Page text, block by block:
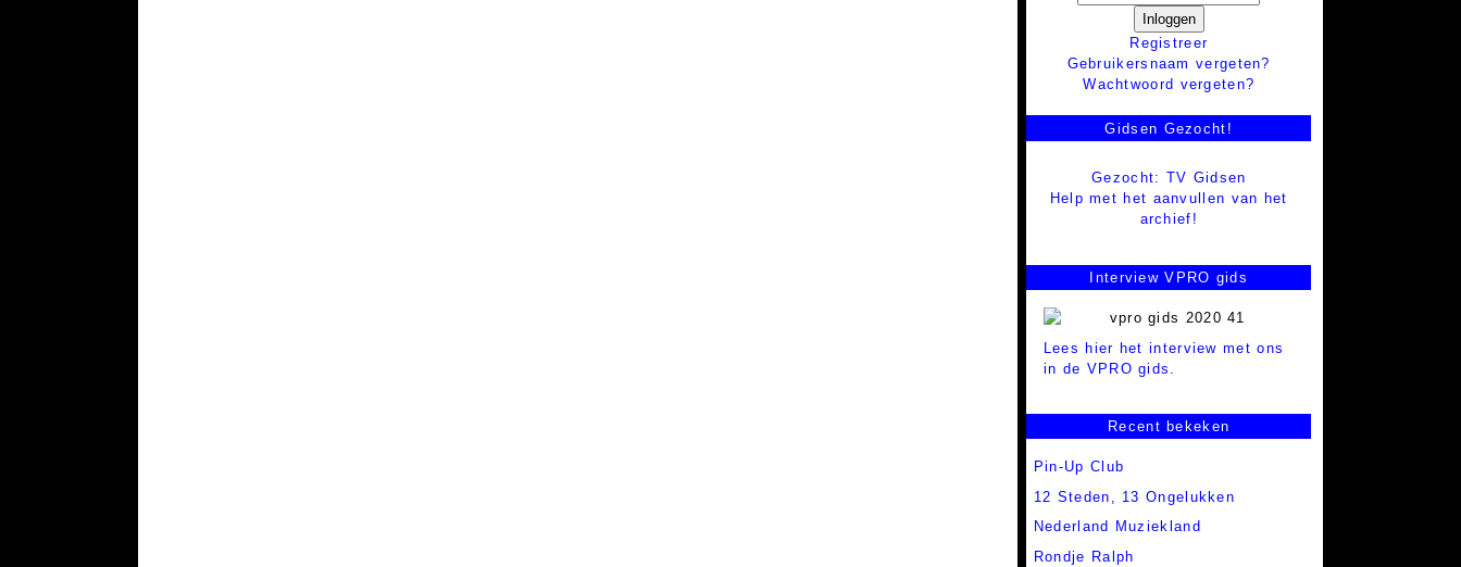
Inloggen
Registreer
Gebruikersnaam vergeten?
Wachtwoord vergeten?
Gidsen Gezocht!
Gezocht: TV Gidsen
Help met het aanvullen van het
archief!
Interview VPRO gids
Lees hier het interview met ons
in de VPRO gids.
Recent bekeken
Pin-Up Club
12 Steden, 13 Ongelukken
Nederland Muziekland
Rondje Ralph